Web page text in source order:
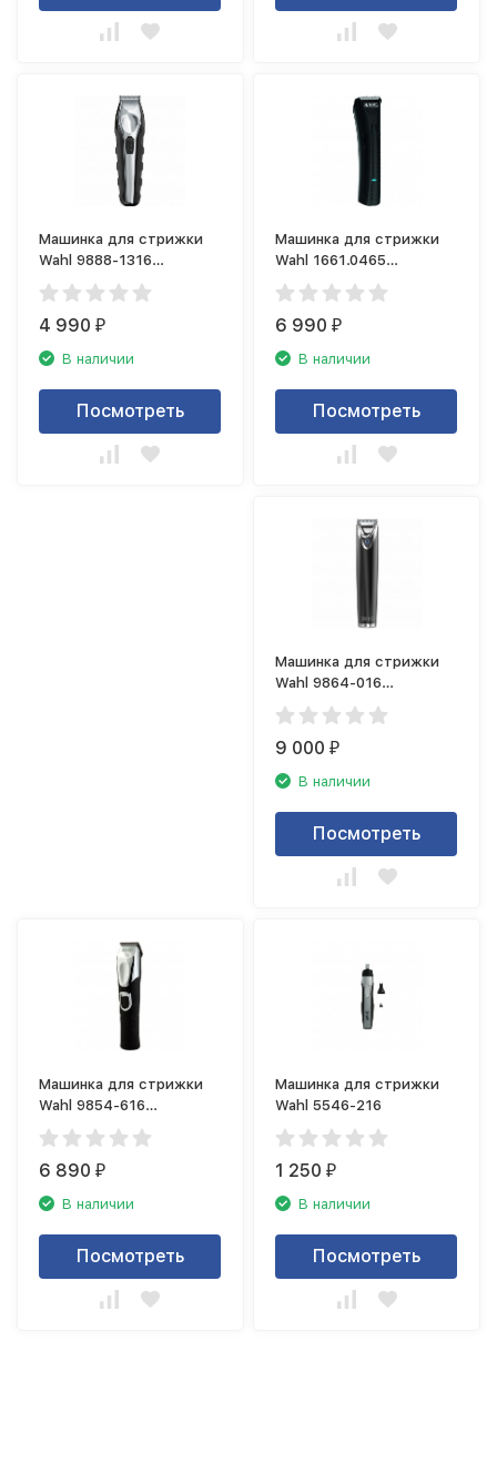
Машинка для стрижки
Wahl 9888-1316
(триммер)
4 990₽
В наличии
Посмотреть
Машинка для стрижки
Wahl 1661.0465
(триммер)
6 990₽
В наличии
Посмотреть
Машинка для стрижки
Wahl 9864-016
(триммер)
9 000₽
В наличии
Посмотреть
Машинка для стрижки
Wahl 9854-616
(триммер)
6 890₽
В наличии
Посмотреть
Машинка для стрижки
Wahl 5546-216
1 250₽
В наличии
Посмотреть